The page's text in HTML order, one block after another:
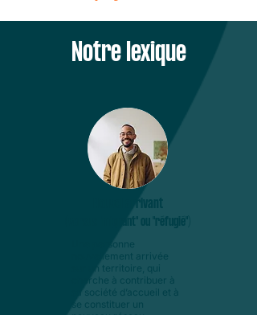
Notrelexique
Nouvel arrivant
(versus "migrant" ou "réfugié")
Une personne
nouvellement arrivée
sur un territoire, qui
cherche à contribuer à
sa société d’accueil et à
se constituer un